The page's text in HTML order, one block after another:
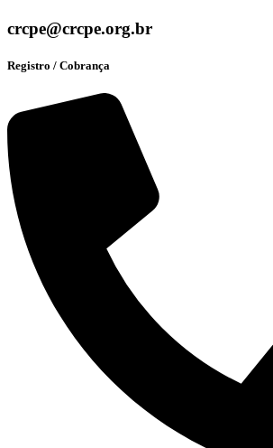
crcpe@crcpe.org.br
Registro / Cobrança